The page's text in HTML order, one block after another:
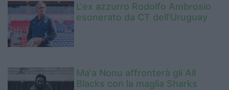
L'ex azzurro Rodolfo Ambrosio
esonerato da CT dell'Uruguay
Ma'a Nonu affronterà gli All
Blacks con la maglia Sharks